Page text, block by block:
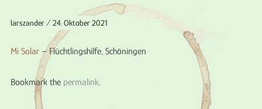
larszander 24. Oktober 2021
Mi Solar – Flüchtlingshilfe, Schöningen
Bookmark the permalink.